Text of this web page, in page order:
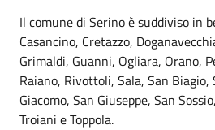
Il comune di Serino è suddiviso in
Casancino, Cretazzo,
Grimaldi, Guanni, Ogliara, Orano,
Raiano, Rivottoli, Sala, San Biagio,
Giacomo, San Giuseppe, San
Troiani e Toppola.